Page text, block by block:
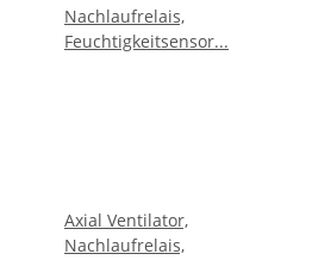
Axial Ventilator,
Nachlaufrelais,